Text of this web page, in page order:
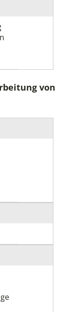
von